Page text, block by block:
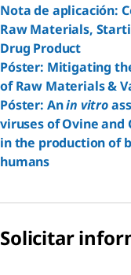
Nota de aplicación:
Raw Materials,
Drug Product
Póster: Mitigating
of Raw Materials &
Póster: Anin vitro
viruses of Ovine
in the production of
humans
Solicitar